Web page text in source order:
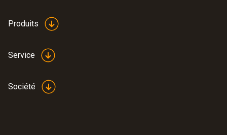
Produits
Service
Société